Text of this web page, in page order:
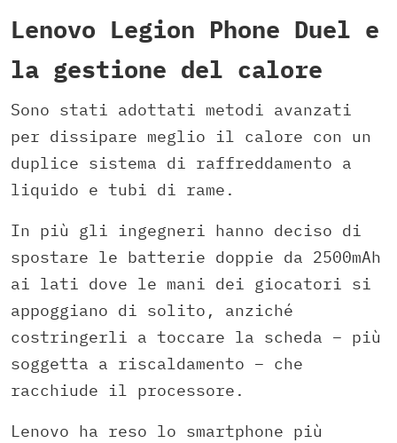
Lenovo Legion Phone Duel e
la gestione del calore
Sono stati adottati metodi avanzati
per dissipare meglio il calore con un
duplice sistema di raffreddamento a
liquido e tubi di rame.
In più gli ingegneri hanno deciso di
spostare le batterie doppie da 2500mAh
ai lati dove le mani dei giocatori si
appoggiano di solito, anziché
costringerli a toccare la scheda – più
soggetta a riscaldamento – che
racchiude il processore.
Lenovo ha reso lo smartphone più